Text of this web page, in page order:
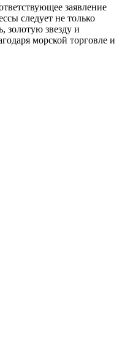
заявление
следует не только
золотую звезду и
морской торговле и